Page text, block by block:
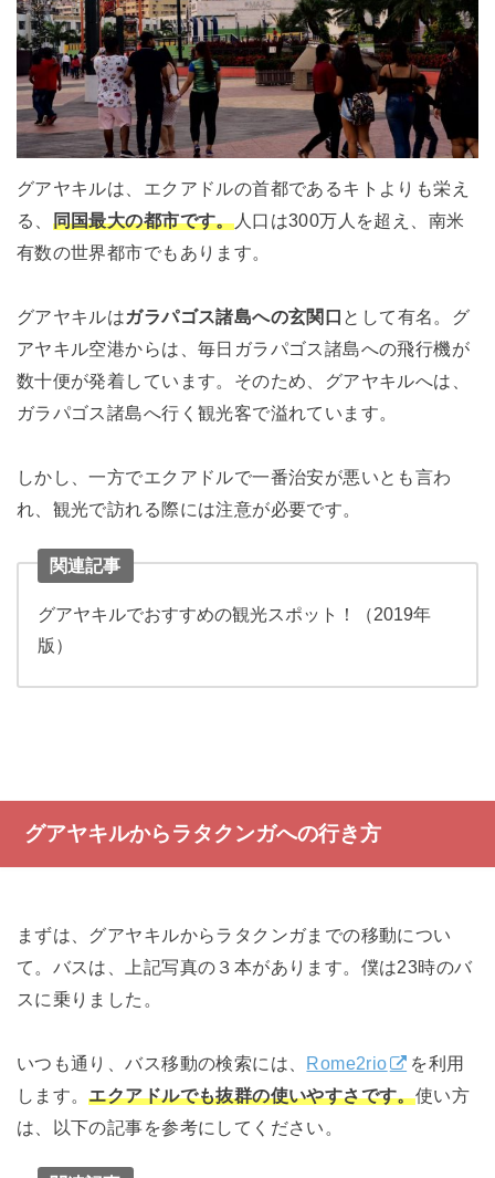
グアヤキルは、エクアドルの首都であるキトよりも栄え
る、 同国最大の都市です。人口は300万人を超え、南米
有数の世界都市でもあります。
グアヤキルはガラパゴス諸島への玄関口 として有名。グ
アヤキル空港からは、毎日ガラパゴス諸島への飛行機が
数十便が発着しています。そのため、グアヤキルへは、
ガラパゴス諸島へ行く観光客で溢れています。
しかし、一方でエクアドルで一番治安が悪いとも言わ
れ、観光で訪れる際には注意が必要です。
関連記事
グアヤキルでおすすめの観光スポット！（2019年
版）
グアヤキルからラタクンガへの行き方
まずは、グアヤキルからラタクンガまでの移動につい
て。バスは、上記写真の３本があります。僕は23時のバ
スに乗りました。
いつも通り、バス移動の検索には、 Rome2rio
を利用
します。エクアドルでも抜群の使いやすさです。使い方
は、以下の記事を参考にしてください。